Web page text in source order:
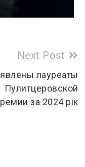
Next Post
лауреаты
Пулитцеровской
за 2024 рік